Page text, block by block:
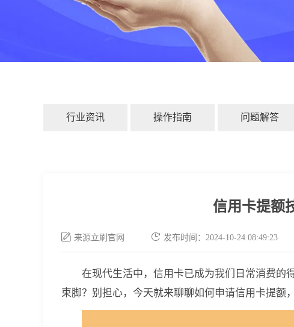
行业资讯 操作指南 问题解答
信用卡提额
来源立刷官网 发布时间：2024-10-24
在现代生活中，信用卡已成为我们日常消费的
束脚？别担心，今天就来聊聊如何申请信用卡提额